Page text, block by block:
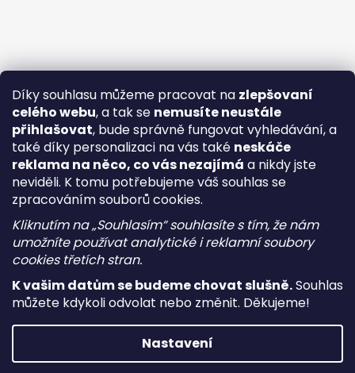
Díky souhlasu můžeme pracovat na zlepšovaní
celého webu, a tak se nemusíte neustále
přihlašovat, bude správně fungovat vyhledávání, a
také díky personalizaci na vás také neskáče
reklama na něco, co vás nezajímá a nikdy jste
neviděli. K tomu potřebujeme váš souhlas se
zpracováním souborů cookies.
Kliknutím na „Souhlasím“ souhlasíte s tím, že nám
umožníte používat analytické i reklamní soubory
cookies třetích stran.
K vašim datům se budeme chovat slušně.Souhlas
můžete kdykoli odvolat nebo změnit. Děkujeme!
Nastavení
Vytvořil Shoptet
Copyright 2026i-vape. Všechna práva vyhrazena.Upravit